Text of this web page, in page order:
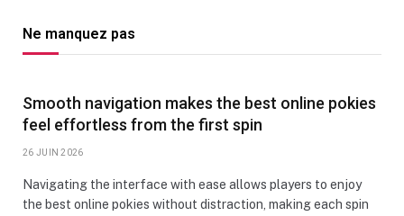
Ne manquez pas
Smooth navigation makes the best online pokies
feel effortless from the first spin
26 JUIN 2026
Navigating the interface with ease allows players to enjoy
the best online pokies without distraction, making each spin